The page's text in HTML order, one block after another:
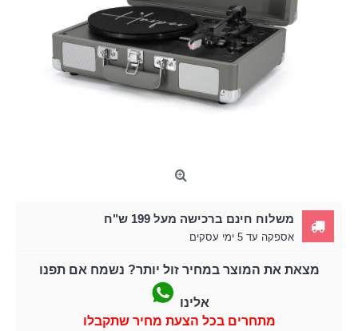
משלוח חינם ברכישה מעל 199 ש"ח
אספקה עד 5 ימי עסקים
מצאת את המוצר במחיר זול יותר? נשמח אם תפנו
אלינו
מתחרים בכל הצעת מחיר שתקבלו